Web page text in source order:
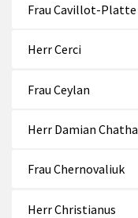
Frau Cavillot-Platte
Herr Cerci
Frau Ceylan
Herr Damian Chatha
Frau Chernovaliuk
Herr Christianus